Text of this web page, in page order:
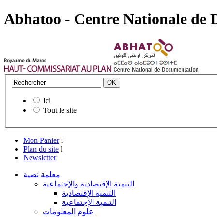
Abhatoo - Centre Nationale de
Ici
Tout le site
Mon Panier l
Plan du site l
Newsletter
معلمة نصية
التنمية الإقتصادية والإجتماعية
التنمية الإقتصادية
التنمية الإجتماعية
علوم المعلومات